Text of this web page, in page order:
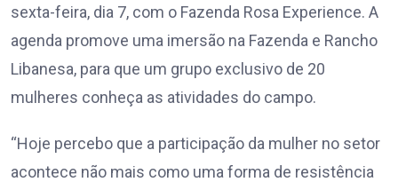
sexta-feira, dia 7, com o Fazenda Rosa Experience. A
agenda promove uma imersão na Fazenda e Rancho
Libanesa, para que um grupo exclusivo de 20
mulheres conheça as atividades do campo.
“Hoje percebo que a participação da mulher no setor
acontece não mais como uma forma de resistência